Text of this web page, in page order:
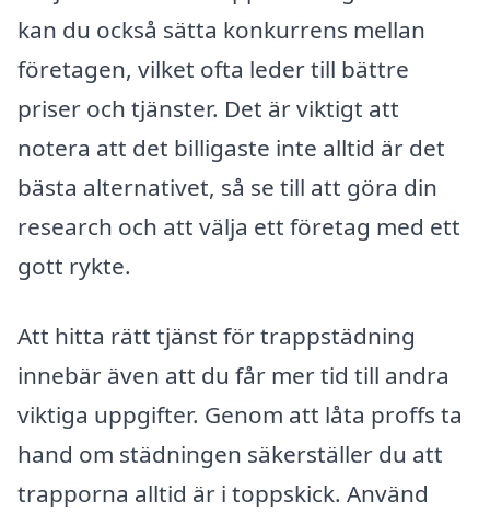
kan du också sätta konkurrens mellan
företagen, vilket ofta leder till bättre
priser och tjänster. Det är viktigt att
notera att det billigaste inte alltid är det
bästa alternativet, så se till att göra din
research och att välja ett företag med ett
gott rykte.
Att hitta rätt tjänst för trappstädning
innebär även att du får mer tid till andra
viktiga uppgifter. Genom att låta proffs ta
hand om städningen säkerställer du att
trapporna alltid är i toppskick. Använd